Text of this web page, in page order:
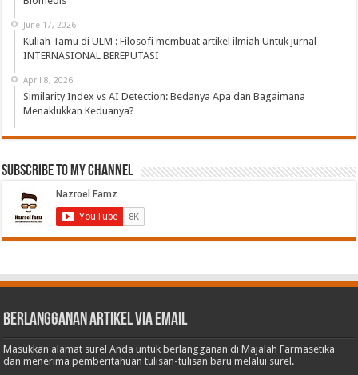
June 17, 2026
Kuliah Tamu di ULM : Filosofi membuat artikel ilmiah Untuk jurnal
INTERNASIONAL BEREPUTASI
April 8, 2026
Similarity Index vs AI Detection: Bedanya Apa dan Bagaimana
Menaklukkan Keduanya?
Subscribe to My Channel
Berlangganan Artikel via Email
Masukkan alamat surel Anda untuk berlangganan di Majalah Farmasetika
dan menerima pemberitahuan tulisan-tulisan baru melalui surel.